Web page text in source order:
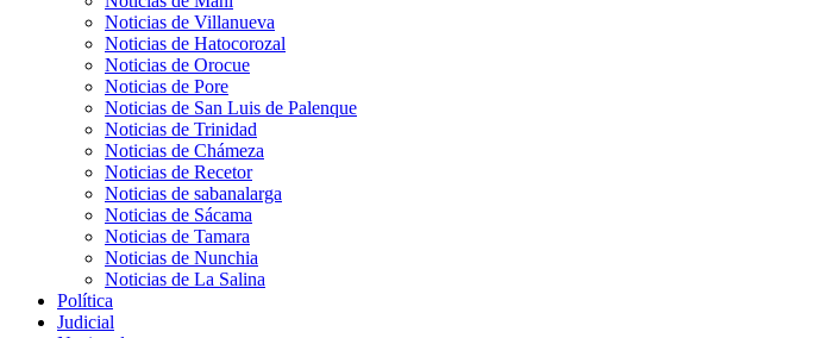
Noticias de Villanueva
Noticias de Hatocorozal
Noticias de Orocue
Noticias de Pore
Noticias de San Luis de Palenque
Noticias de Trinidad
Noticias de Chámeza
Noticias de Recetor
Noticias de sabanalarga
Noticias de Sácama
Noticias de Tamara
Noticias de Nunchia
Noticias de La Salina
Política
Judicial